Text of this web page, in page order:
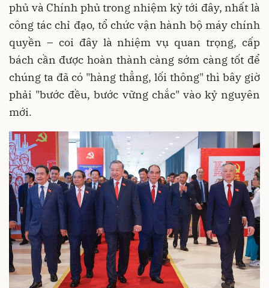
phủ và Chính phủ trong nhiệm kỳ tới đây, nhất là
công tác chỉ đạo, tổ chức vận hành bộ máy chính
quyền – coi đây là nhiệm vụ quan trọng, cấp
bách cần được hoàn thành càng sớm càng tốt để
chúng ta đã có "hàng thẳng, lối thông" thì bây giờ
phải "bước đều, bước vững chắc" vào kỷ nguyên
mới.